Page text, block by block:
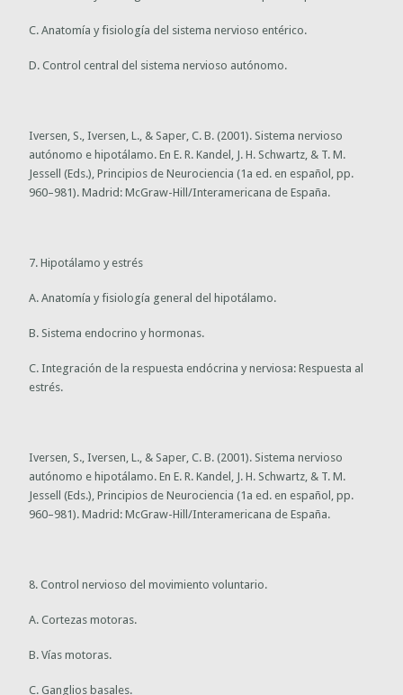
C. Anatomía y fisiología del sistema nervioso entérico.
D. Control central del sistema nervioso autónomo.
Iversen, S., Iversen, L., & Saper, C. B. (2001). Sistema nervioso
autónomo e hipotálamo. En E. R. Kandel, J. H. Schwartz, & T. M.
Jessell (Eds.), Principios de Neurociencia (1a ed. en español, pp.
960–981). Madrid: McGraw-Hill/Interamericana de España.
7. Hipotálamo y estrés
A. Anatomía y fisiología general del hipotálamo.
B. Sistema endocrino y hormonas.
C. Integración de la respuesta endócrina y nerviosa: Respuesta al
estrés.
Iversen, S., Iversen, L., & Saper, C. B. (2001). Sistema nervioso
autónomo e hipotálamo. En E. R. Kandel, J. H. Schwartz, & T. M.
Jessell (Eds.), Principios de Neurociencia (1a ed. en español, pp.
960–981). Madrid: McGraw-Hill/Interamericana de España.
8. Control nervioso del movimiento voluntario.
A. Cortezas motoras.
B. Vías motoras.
C. Ganglios basales.